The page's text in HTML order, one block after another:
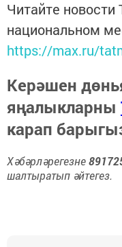
Читайте новости
национальном
https://max.ru/
Керәшен
яңалыкларны
карап
Хәбәрләрегезне
шалтыратып әйтегез.